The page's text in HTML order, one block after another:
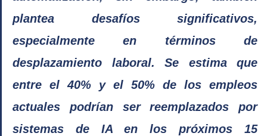
plantea desafíos significativos,
especialmente en términos de
desplazamiento laboral. Se estima que
entre el 40% y el 50% de los empleos
actuales podrían ser reemplazados por
sistemas de IA en los próximos 15